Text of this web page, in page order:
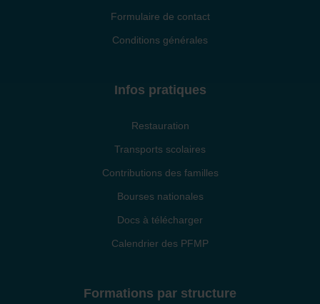
Formulaire de contact
Conditions générales
Infos pratiques
Restauration
Transports scolaires
Contributions des familles
Bourses nationales
Docs à télécharger
Calendrier des PFMP
Formations par structure